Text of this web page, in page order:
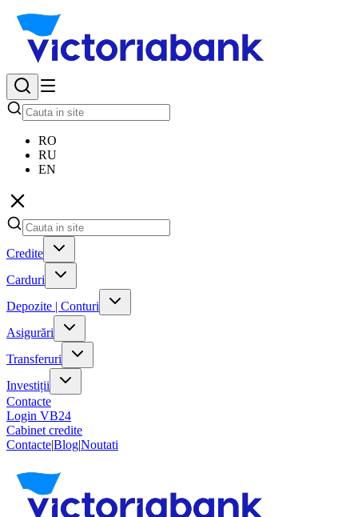
RO
RU
EN
Credite
Carduri
Depozite | Conturi
Asigurări
Transferuri
Investiții
Contacte
Login VB24
Cabinet credite
Contacte|Blog|Noutati